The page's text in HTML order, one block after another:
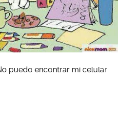
puedo encontrar mi celular